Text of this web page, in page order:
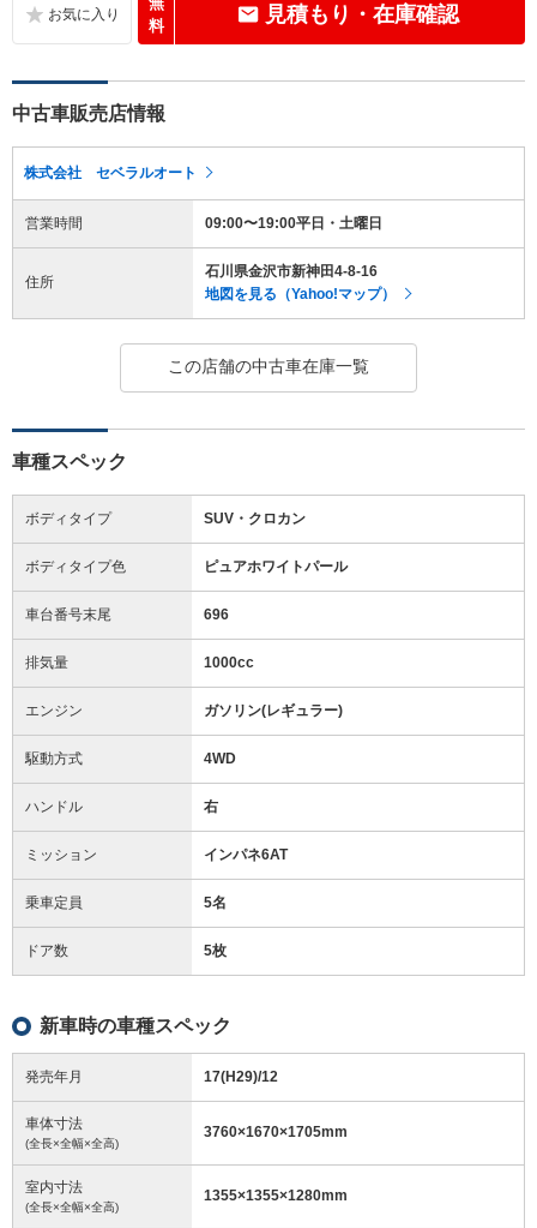
料
見積もり・在庫確認
中古車販売店情報
株式会社 セベラルオート
営業時間 09:00〜19:00平日・土曜日
住所
石川県金沢市新神田4-8-16
地図を見る（Yahoo!マップ）
この店舗の中古車在庫一覧
車種スペック
ボディタイプ SUV・クロカン
ボディタイプ色 ピュアホワイトパール
車台番号末尾 696
排気量 1000cc
エンジン ガソリン(レギュラー)
駆動方式 4WD
ハンドル 右
ミッション インパネ6AT
乗車定員 5名
ドア数 5枚
新車時の車種スペック
発売年月 17(H29)/12
車体寸法
(全長×全幅×全高)
3760×1670×1705mm
室内寸法
(全長×全幅×全高)
1355×1355×1280mm